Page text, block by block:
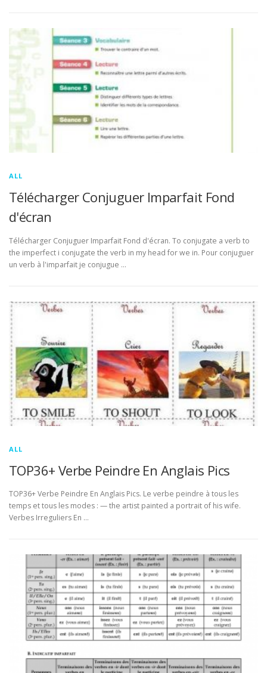
ALL
Télécharger Conjuguer Imparfait Fond
d'écran
Télécharger Conjuguer Imparfait Fond d'écran. To conjugate a verb to
the imperfect i conjugate the verb in my head for we in. Pour conjuguer
un verb à l'imparfait je conjugue …
ALL
TOP36+ Verbe Peindre En Anglais Pics
TOP36+ Verbe Peindre En Anglais Pics. Le verbe peindre à tous les
temps et tous les modes : — the artist painted a portrait of his wife.
Verbes Irreguliers En …